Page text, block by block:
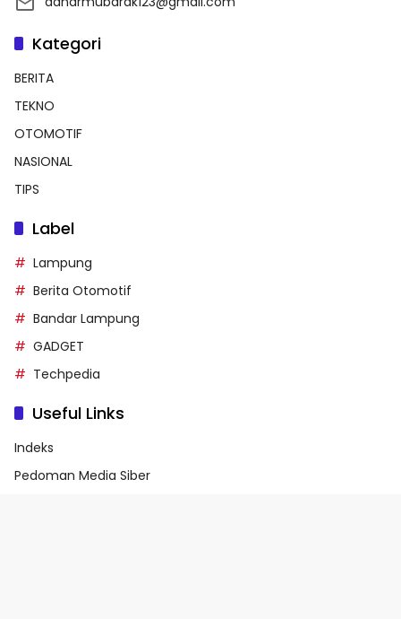
Kategori
BERITA
TEKNO
OTOMOTIF
NASIONAL
TIPS
Label
Lampung
Berita Otomotif
Bandar Lampung
GADGET
Techpedia
Useful Links
Indeks
Pedoman Media Siber